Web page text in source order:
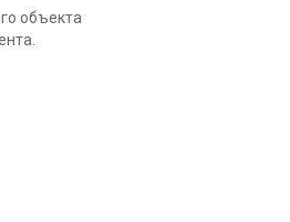
объекта